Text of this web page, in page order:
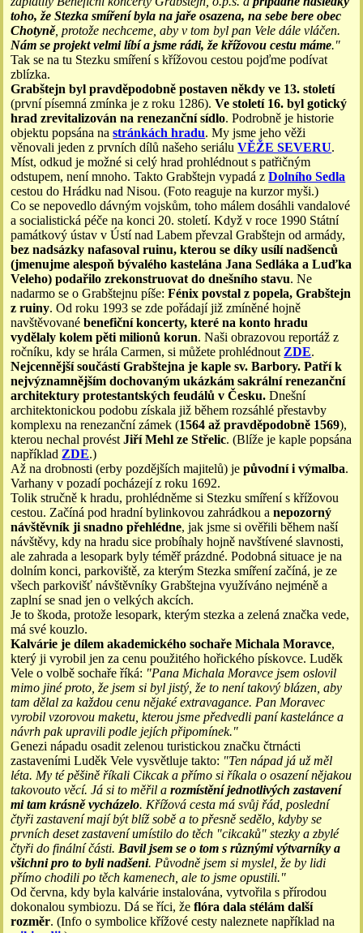
toho, že Stezka smíření byla na jaře osazena, na sebe bere obec
Chotyně, protože nechceme, aby v tom byl pan Vele dále vláčen.
Nám se projekt velmi líbí a jsme rádi, že křížovou cestu máme."
Tak se na tu Stezku smíření s křížovou cestou pojďme podívat
zblízka.
Grabštejn byl pravděpodobně postaven někdy ve 13. století
(první písemná zmínka je z roku 1286).Ve století 16. byl gotický
hrad zrevitalizován na renezanční sídlo. Podrobně je historie
objektu popsána nastránkách hradu. My jsme jeho věži
věnovali jeden z prvních dílů našeho seriáluVĚŽE SEVERU.
Míst, odkud je možné si celý hrad prohlédnout s patřičným
odstupem, není mnoho. Takto Grabštejn vypadá zDolního Sedla
cestou do Hrádku nad Nisou. (Foto reaguje na kurzor myši.)
Co se nepovedlo dávným vojskům, toho málem dosáhli vandalové
a socialistická péče na konci 20. století. Když v roce 1990 Státní
památkový ústav v Ústí nad Labem převzal Grabštejn od armády,
bez nadsázky nafasoval ruinu, kterou se díky usílí nadšenců
(jmenujme alespoň bývalého kastelána Jana Sedláka a Luďka
Veleho) podařilo zrekonstruovat do dnešního stavu. Ne
nadarmo se o Grabštejnu píše:Fénix povstal z popela, Grabštejn
z ruiny. Od roku 1993 se zde pořádají již zmíněné hojně
navštěvovanébenefiční koncerty, které na konto hradu
vydělaly kolem pěti milionů korun. Naši obrazovou reportáž z
ročníku, kdy se hrála Carmen, si můžete prohlédnout ZDE.
Nejcennější součástí Grabštejna je kaple sv. Barbory. Patří k
nejvýznamnějším dochovaným ukázkám sakrální renezanční
architektury protestantských feudálů v Česku. Dnešní
architektonickou podobu získala již během rozsáhlé přestavby
komplexu na renezanční zámek (1564 až pravděpodobně 1569),
kterou nechal provéstJiří Mehl ze Střelic. (Blíže je kaple popsána
například ZDE.)
Až na drobnosti (erby pozdějších majitelů) jepůvodní i výmalba.
Varhany v pozadí pocházejí z roku 1692.
Tolik stručně k hradu, prohlédněme si Stezku smíření s křížovou
cestou. Začíná pod hradní bylinkovou zahrádkou anepozorný
návštěvník ji snadno přehlédne, jak jsme si ověřili během naší
návštěvy, kdy na hradu sice probíhaly hojně navštívené slavnosti,
ale zahrada a lesopark byly téměř prázdné. Podobná situace je na
dolním konci, parkoviště, za kterým Stezka smíření začíná, je ze
všech parkovišť návštěvníky Grabštejna využíváno nejméně a
zaplní se snad jen o velkých akcích.
Je to škoda, protože lesopark, kterým stezka a zelená značka vede,
má své kouzlo.
Kalvárie je dílem akademického sochaře Michala Moravce,
který ji vyrobil jen za cenu použitého hořického pískovce. Luděk
Vele o volbě sochaře říká: "Pana Michala Moravce jsem oslovil
mimo jiné proto, že jsem si byl jistý, že to není takový blázen, aby
tam dělal za každou cenu nějaké extravagance. Pan Moravec
vyrobil vzorovou maketu, kterou jsme předvedli paní kastelánce a
návrh pak upravili podle jejích připomínek."
Genezi nápadu osadit zelenou turistickou značku čtrnácti
zastaveními Luděk Vele vysvětluje takto: "Ten nápad já už měl
léta. My té pěšině říkali Cikcak a přímo si říkala o osazení nějakou
takovouto věcí. Já si to měřil arozmístění jednotlivých zastavení
mi tam krásně vycházelo. Křížová cesta má svůj řád, poslední
čtyři zastavení mají být blíž sobě a to přesně sedělo, kdyby se
prvních deset zastavení umístilo do těch "cikcaků" stezky a zbylé
čtyři do finální části. Bavil jsem se o tom s různými výtvarníky a
všichni pro to byli nadšeni. Původně jsem si myslel, že by lidi
přímo chodili po těch kamenech, ale to jsme opustili."
Od června, kdy byla kalvárie instalována, vytvořila s přírodou
dokonalou symbiozu. Dá se říci, žeflóra dala stélám další
rozměr. (Info o symbolice křížové cesty naleznete například na